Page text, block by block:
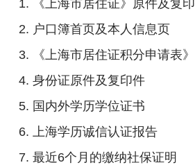
1. 《上海市居住证》原件及复
2. 户口簿首页及本人信息页
3. 《上海市居住证积分申请表》
4. 身份证原件及复印件
5. 国内外学历学位证书
6. 上海学历诚信认证报告
7. 最近6个月的缴纳社保证明